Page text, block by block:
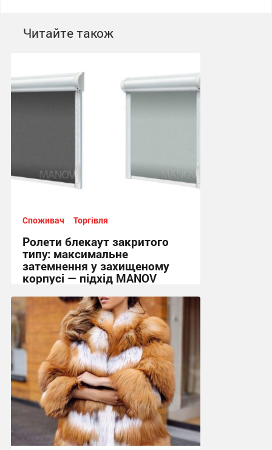
Читайте також
Споживач Торгівля
Ролети блекаут закритого
типу: максимальне
затемнення у захищеному
корпусі — підхід MANOV
09:07, 25.07.2026